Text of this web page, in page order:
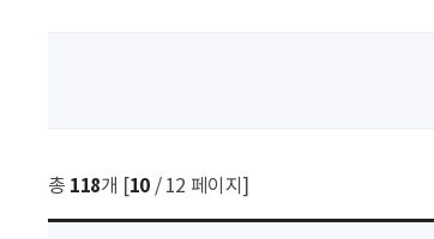
총 118개 [10 / 12 페이지]